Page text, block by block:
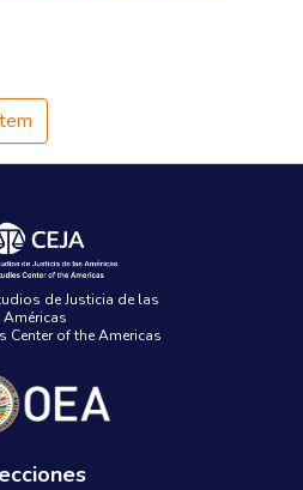
de Justicia de las
Américas
Center of the Americas